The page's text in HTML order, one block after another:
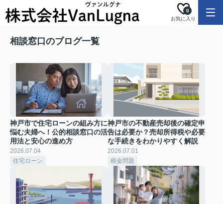
お気に入り
0
相談窓口のブログ一覧
神戸市で住宅ローンの組み方に
悩む夫婦へ！公的相談窓口の活
用法と安心の進め方
2026.07.04
住宅ローン
神戸市の不動産売却後の確定申
告は必要か？売却所得税や必要
な手続きをわかりやすく解説
2026.07.01
税金問題